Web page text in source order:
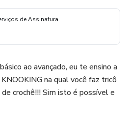
de Assinatura
ao avançado, eu te ensino a
na qual você faz tricô
de crochê!!! Sim isto é possível e